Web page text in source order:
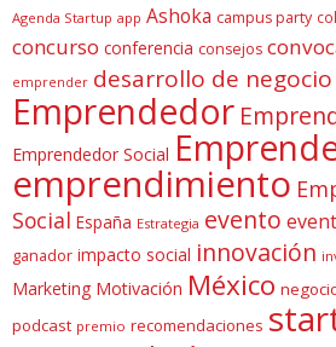
Agenda Startup app Ashoka campus party
concurso conferencia consejos
emprender desarrollo de negocio
Emprendedor
Emprendedor Social
emprendimiento
Social España Estrategia evento
ganador impacto social innovación
Marketing Motivación México
podcast premio recomendaciones